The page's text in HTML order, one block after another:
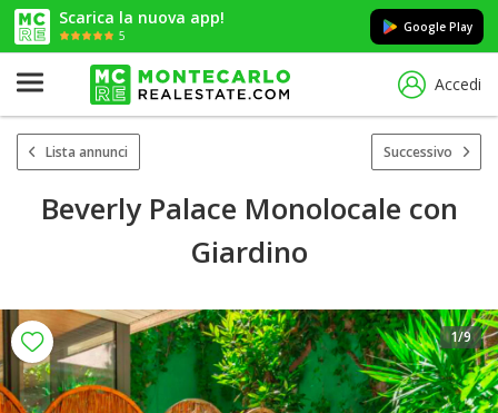
Scarica la nuova app!
5
Google Play
Accedi
Lista annunci Successivo
Beverly Palace Monolocale con
Giardino
1/9